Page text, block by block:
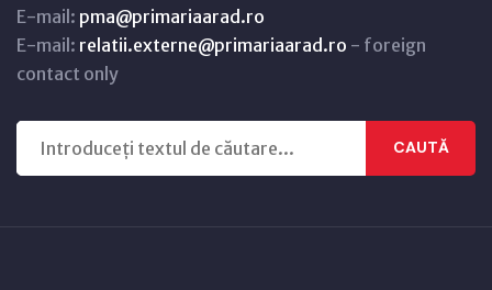
E-mail: pma@primariaarad.ro
E-mail: relatii.externe@primariaarad.ro - foreign
contact only
CAUTĂ